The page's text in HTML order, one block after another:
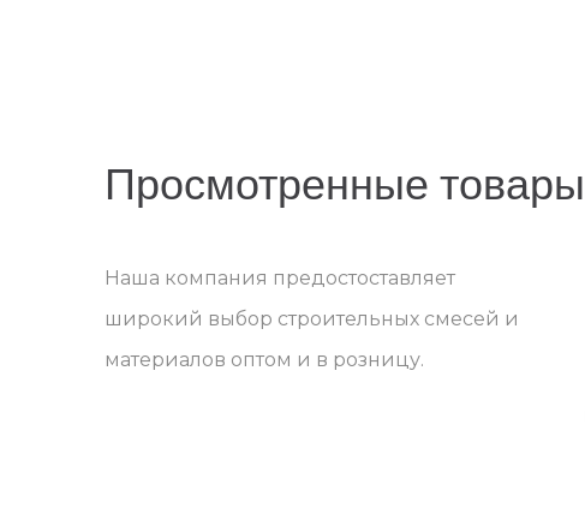
Просмотренные товары
Наша компания предостоставляет
широкий выбор строительных смесей и
материалов оптом и в розницу.